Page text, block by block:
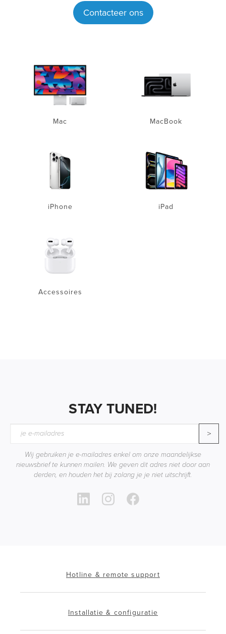
Contacteer ons
Mac MacBook
iPhone iPad
Accessoires
STAY TUNED!
>
Wij gebruiken je e-mailadres enkel om onze maandelijkse
nieuwsbrief te kunnen mailen. We geven dit adres niet door aan
derden, en houden het bij zolang je je niet uitschrijft.
Hotline & remote support
Installatie & configuratie